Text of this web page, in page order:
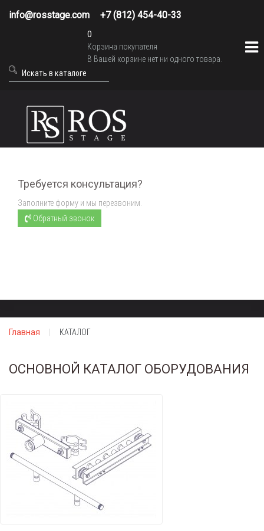
info@rosstage.com +7 (812) 454-40-33
0
Корзина покупателя
В Вашей корзине нет ни одного товара.
Требуется консультация?
Заполните форму и мы перезвоним.
Обратный звонок
Главная КАТАЛОГ
ОСНОВНОЙ КАТАЛОГ ОБОРУДОВАНИЯ